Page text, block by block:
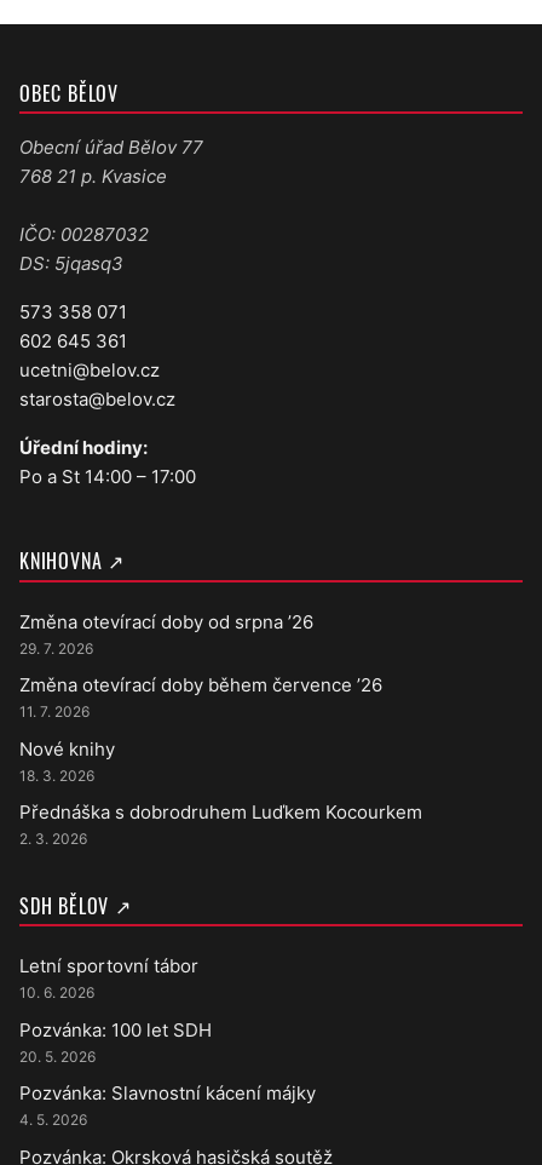
OBEC BĚLOV
Obecní úřad Bělov 77
768 21 p. Kvasice
IČO: 00287032
DS: 5jqasq3
573 358 071
602 645 361
ucetni@belov.cz
starosta@belov.cz
Úřední hodiny:
Po a St 14:00 – 17:00
KNIHOVNA ↗
Změna otevírací doby od srpna ’26
29. 7. 2026
Změna otevírací doby během července ’26
11. 7. 2026
Nové knihy
18. 3. 2026
Přednáška s dobrodruhem Luďkem Kocourkem
2. 3. 2026
SDH BĚLOV ↗
Letní sportovní tábor
10. 6. 2026
Pozvánka: 100 let SDH
20. 5. 2026
Pozvánka: Slavnostní kácení májky
4. 5. 2026
Pozvánka: Okrsková hasičská soutěž